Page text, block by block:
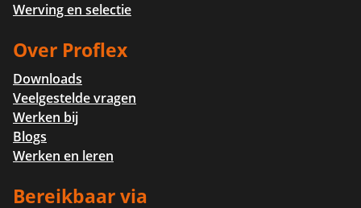
Werving en selectie
Over Proflex
Downloads
Veelgestelde vragen
Werken bij
Blogs
Werken en leren
Bereikbaar via